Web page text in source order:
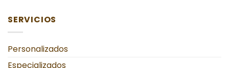
SERVICIOS
Personalizados
Especializados